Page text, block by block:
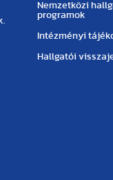
Nemzetközi
programok
Intézményi
Hallgatói